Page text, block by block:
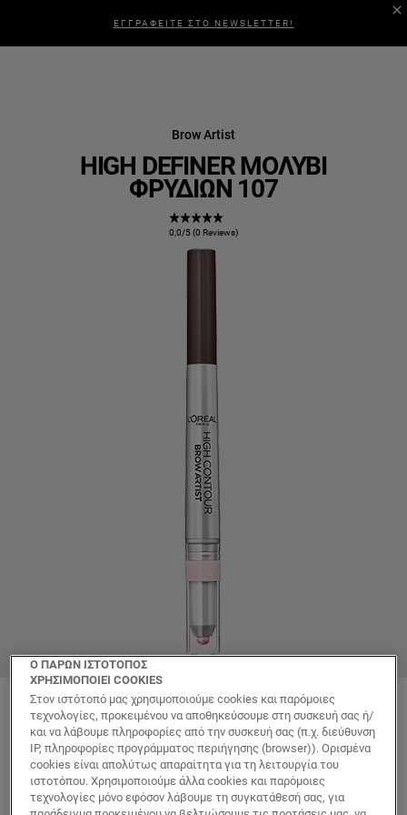
ΕΓΓΡΑΦΕΙΤΕ ΣΤΟ NEWSLETTER!
Brow Artist
HIGH DEFINER ΜΟΛΎΒΙ
ΦΡΥΔΙΏΝ 107
0,0/5 (0 Reviews)
ColorΜολύβι Φρυδιών 107
Ο ΠΑΡΩΝ ΙΣΤΟΤΟΠΟΣ
ΧΡΗΣΙΜΟΠΟΙΕΙ COOKIES
Στον ιστότοπό μας χρησιμοποιούμε cookies και παρόμοιες
τεχνολογίες, προκειμένου να αποθηκεύσουμε στη συσκευή σας ή/
και να λάβουμε πληροφορίες από την συσκευή σας (π.χ. διεύθυνση
IP, πληροφορίες προγράμματος περιήγησης (browser)). Ορισμένα
cookies είναι απολύτως απαραίτητα για τη λειτουργία του
ιστοτόπου. Χρησιμοποιούμε άλλα cookies και παρόμοιες
τεχνολογίες μόνο εφόσον λάβουμε τη συγκατάθεσή σας, για